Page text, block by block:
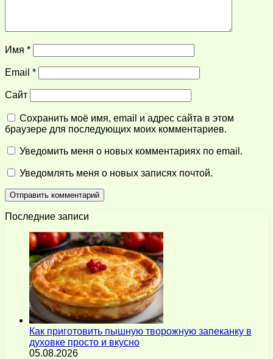
Имя *
Email *
Сайт
Сохранить моё имя, email и адрес сайта в этом
браузере для последующих моих комментариев.
Уведомить меня о новых комментариях по email.
Уведомлять меня о новых записях почтой.
Последние записи
Как приготовить пышную творожную запеканку в
духовке просто и вкусно
05.08.2026